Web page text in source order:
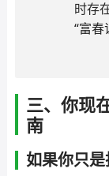
时存
“富春
三、你现
南
如果你只是